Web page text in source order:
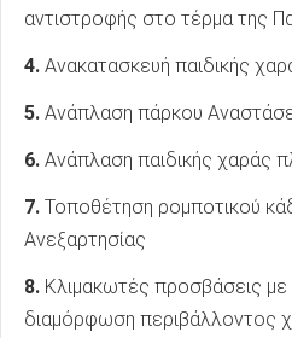
αντιστροφής στο τέρμα της
4. Ανακατασκευή παιδικής
5. Ανάπλαση πάρκου
6. Ανάπλαση παιδικής χαράς
7. Τοποθέτηση ρομποτικού
Ανεξαρτησίας
8. Κλιμακωτές προσβάσεις με
διαμόρφωση περιβάλλοντος